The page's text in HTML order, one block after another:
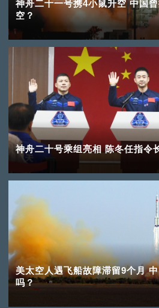
神舟二十一号携4小鼠升空 中国
空？
神舟二十号乘组亮相 陈冬任指令
美太空人遇飞船故障滞留9个月
吗？